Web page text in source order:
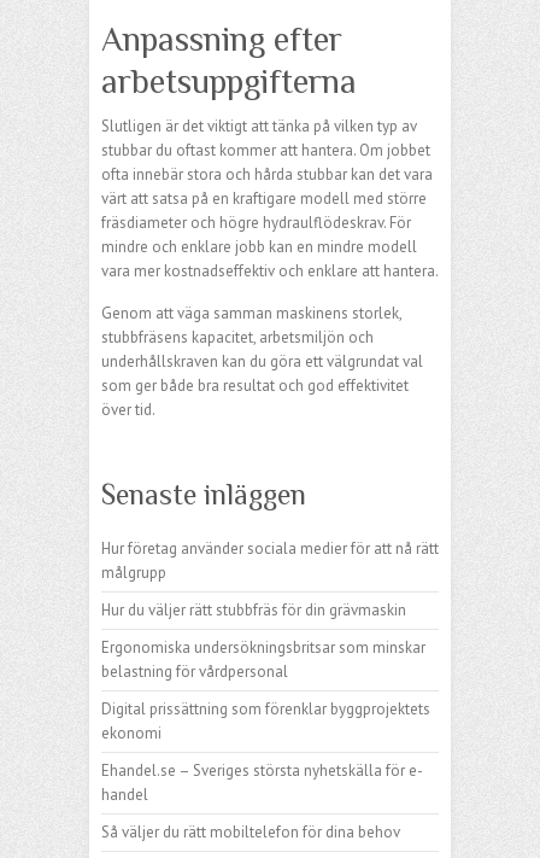
Anpassning efter
arbetsuppgifterna
Slutligen är det viktigt att tänka på vilken typ av
stubbar du oftast kommer att hantera. Om jobbet
ofta innebär stora och hårda stubbar kan det vara
värt att satsa på en kraftigare modell med större
fräsdiameter och högre hydraulflödeskrav. För
mindre och enklare jobb kan en mindre modell
vara mer kostnadseffektiv och enklare att hantera.
Genom att väga samman maskinens storlek,
stubbfräsens kapacitet, arbetsmiljön och
underhållskraven kan du göra ett välgrundat val
som ger både bra resultat och god effektivitet
över tid.
Senaste inläggen
Hur företag använder sociala medier för att nå rätt
målgrupp
Hur du väljer rätt stubbfräs för din grävmaskin
Ergonomiska undersökningsbritsar som minskar
belastning för vårdpersonal
Digital prissättning som förenklar byggprojektets
ekonomi
Ehandel.se – Sveriges största nyhetskälla för e-
handel
Så väljer du rätt mobiltelefon för dina behov